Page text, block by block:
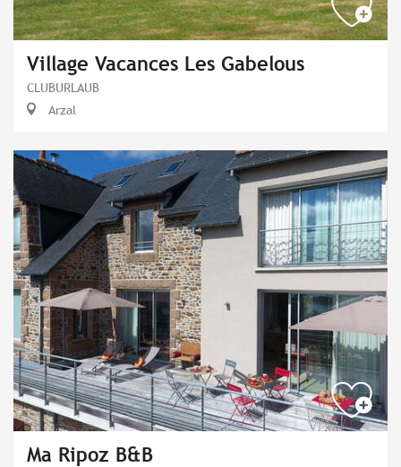
Village Vacances Les Gabelous
CLUBURLAUB
Arzal
Ma Ripoz B&B